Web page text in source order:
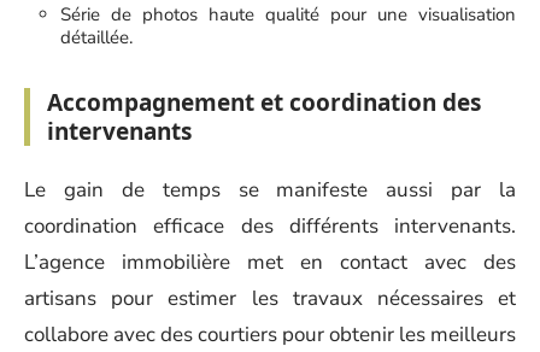
Série de photos haute qualité pour une visualisation
détaillée.
Accompagnement et coordination des
intervenants
Le gain de temps se manifeste aussi par la
coordination efficace des différents intervenants.
L’agence immobilière met en contact avec des
artisans pour estimer les travaux nécessaires et
collabore avec des courtiers pour obtenir les meilleurs